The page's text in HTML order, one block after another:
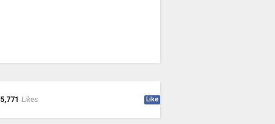
5,771 Likes Like